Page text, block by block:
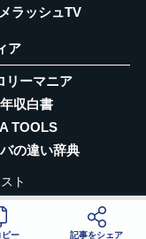
ラッシュTV
ア
リーマニア
収白書
TOOLS
の違い辞典
ト
ピー 記事をシェア